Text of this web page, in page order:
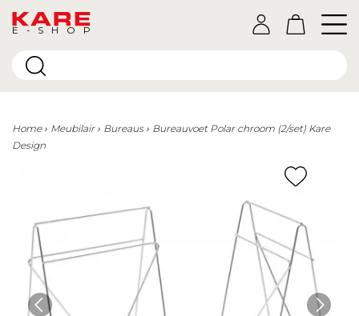
E-SHOP
Home Meubilair Bureaus
Bureauvoet Polar chroom (2/set) Kare
Design